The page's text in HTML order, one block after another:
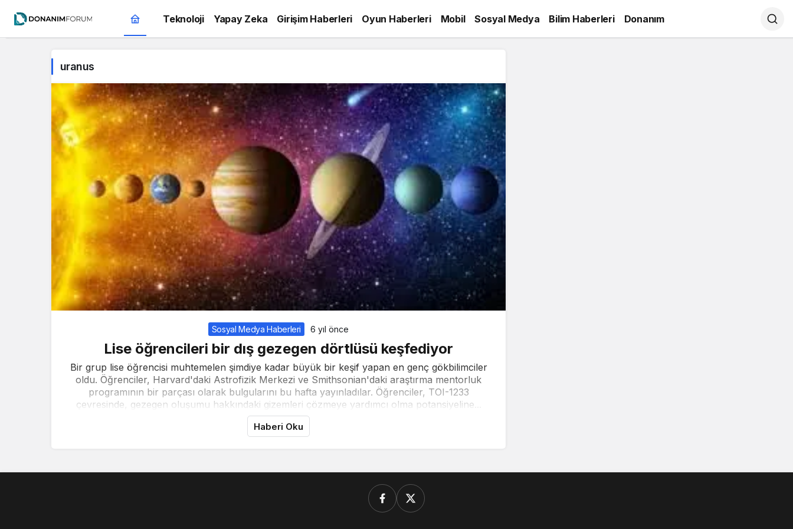
Teknoloji Yapay Zeka Girişim Haberleri Oyun Haberleri Mobil Sosyal Medya Bilim Haberleri Donanım
uranus
Sosyal Medya Haberleri 6 yıl önce
Lise öğrencileri bir dış gezegen dörtlüsü keşfediyor
Bir grup lise öğrencisi muhtemelen şimdiye kadar büyük bir keşif yapan en genç gökbilimciler
oldu. Öğrenciler, Harvard'daki Astrofizik Merkezi ve Smithsonian'daki araştırma mentorluk
programının bir parçası olarak bulgularını bu hafta yayınladılar. Öğrenciler, TOI-1233
çevresinde, gezegen oluşumu hakkındaki gizemleri çözmeye yardımcı olma potansiyeline...
Haberi Oku